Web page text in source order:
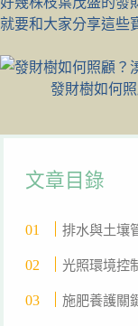
就要和大家分享這些
發財樹如何
文章目錄
排水與土壤
光照環境控
施肥養護關